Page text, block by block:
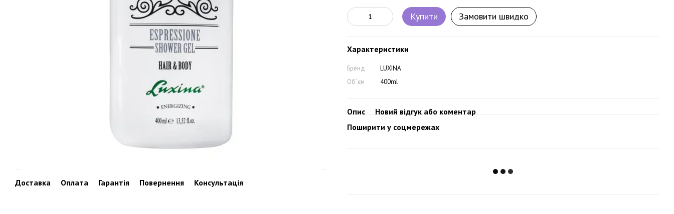
Доставка Оплата Гарантія Повернення Консультація
Купити Замовити швидко
Характеристики
Бренд
LUXINA
Об`єм
400ml
Опис
Новий відгук або коментар
Поширити у соцмережах